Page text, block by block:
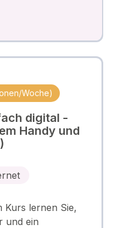
Woche)
digital -
Handy und
Kurs lernen Sie,
und ein